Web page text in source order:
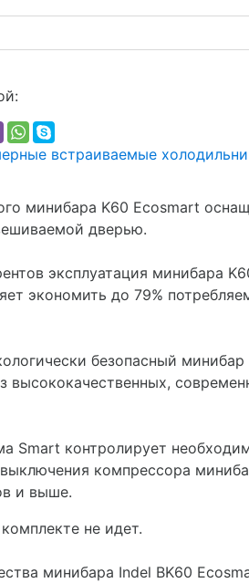
встраиваемые
минибара K60 Ecosmart
дверью.
эксплуатация минибара
экономить до 79%
безопасный минибар
высококачественных,
Smart контролирует
компрессора
и выше.
не идет.
минибара Indel BK60